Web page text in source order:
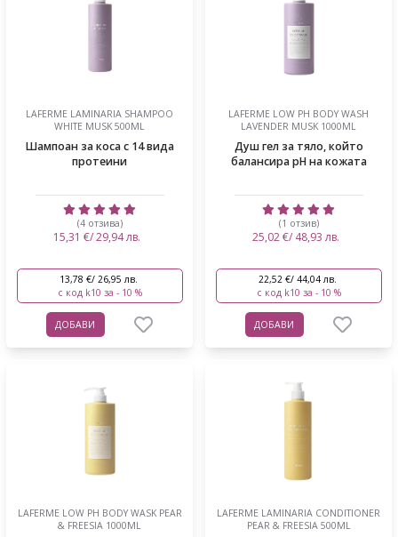
LAFERME LAMINARIA SHAMPOO
WHITE MUSK 500ML
Шампоан за коса с 14 вида
протеини
(4 отзива)
15,31 €/ 29,94 лв.
13,78 €/ 26,95 лв.
с код k10 за - 10 %
ДОБАВИ
LAFERME LOW PH BODY WASH
LAVENDER MUSK 1000ML
Душ гел за тяло, който
балансира pH на кожата
(1 отзив)
25,02 €/ 48,93 лв.
22,52 €/ 44,04 лв.
с код k10 за - 10 %
ДОБАВИ
LAFERME LOW PH BODY WASK PEAR
& FREESIA 1000ML
LAFERME LAMINARIA CONDITIONER
PEAR & FREESIA 500ML